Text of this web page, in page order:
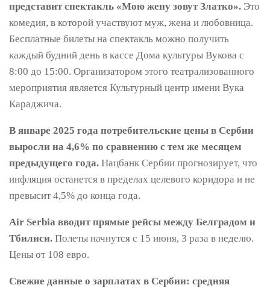
представит спектакль «Мою жену зовут Златко». Это
комедия, в которой участвуют муж, жена и любовница.
Бесплатные билеты на спектакль можно получить
каждый будний день в кассе Дома культуры Вукова с
8:00 до 15:00. Организатором этого театрализованного
мероприятия является Культурный центр имени Вука
Караджича.
В январе 2025 года потребительские цены в Сербии
выросли на 4,6% по сравнению с тем же месяцем
предыдущего года. Нацбанк Сербии прогнозирует, что
инфляция останется в пределах целевого коридора и не
превысит 4,5% до конца года.
Air Serbia вводит прямые рейсы между Белградом и
Тбилиси. Полеты начнутся с 15 июня, 3 раза в неделю.
Цены от 108 евро.
Свежие данные о зарплатах в Сербии: средняя